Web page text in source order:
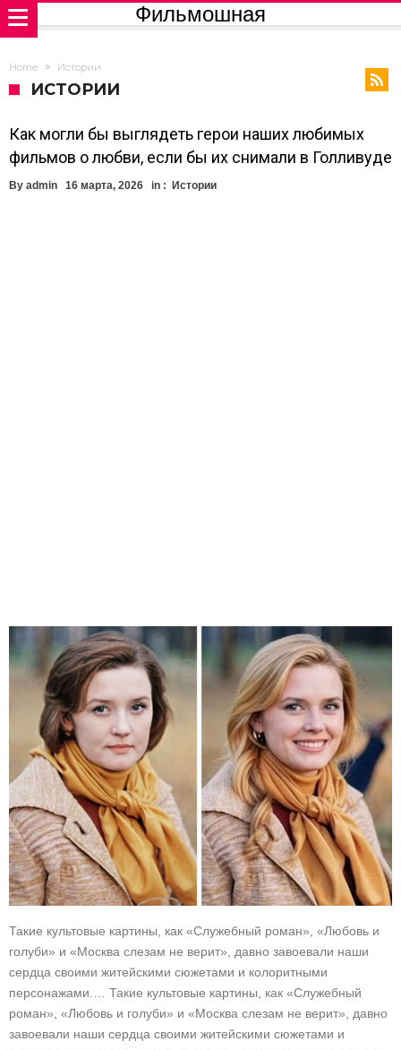
Фильмошная
Home Истории
ИСТОРИИ
Как могли бы выглядеть герои наших любимых
фильмов о любви, если бы их снимали в Голливуде
By admin 16 марта, 2026 in : Истории
Такие культовые картины, как «Служебный роман», «Любовь и
голуби» и «Москва слезам не верит», давно завоевали наши
сердца своими житейскими сюжетами и колоритными
персонажами.… Такие культовые картины, как «Служебный
роман», «Любовь и голуби» и «Москва слезам не верит», давно
завоевали наши сердца своими житейскими сюжетами и